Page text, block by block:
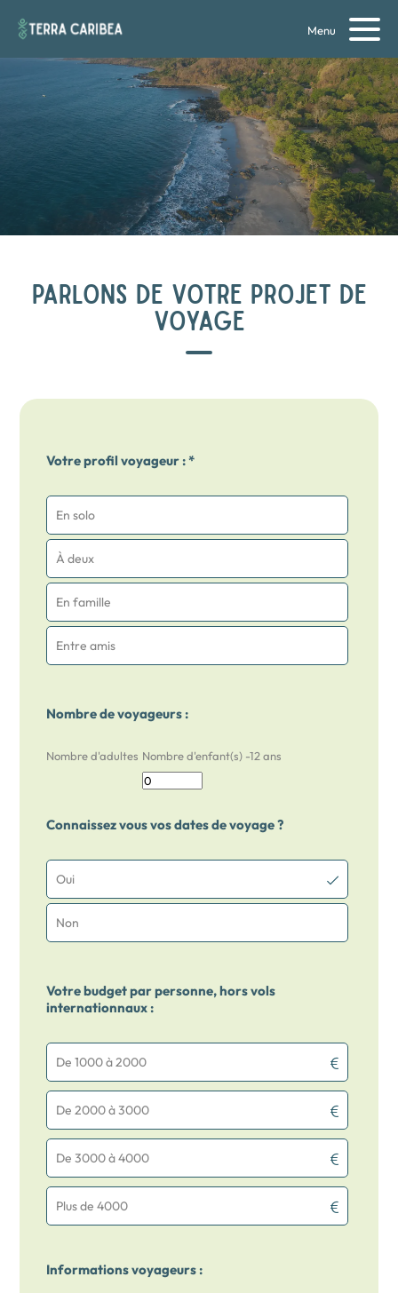
Menu
PARLONS DE VOTRE PROJET DE
VOYAGE
Votre profil voyageur : *
En solo
À deux
En famille
Entre amis
Nombre de voyageurs :
Nombre d'adultes Nombre d'enfant(s) -12 ans
Connaissez vous vos dates de voyage ?
Oui
Non
Votre budget par personne, hors vols
internationnaux :
De 1000 à 2000
De 2000 à 3000
De 3000 à 4000
Plus de 4000
Informations voyageurs :